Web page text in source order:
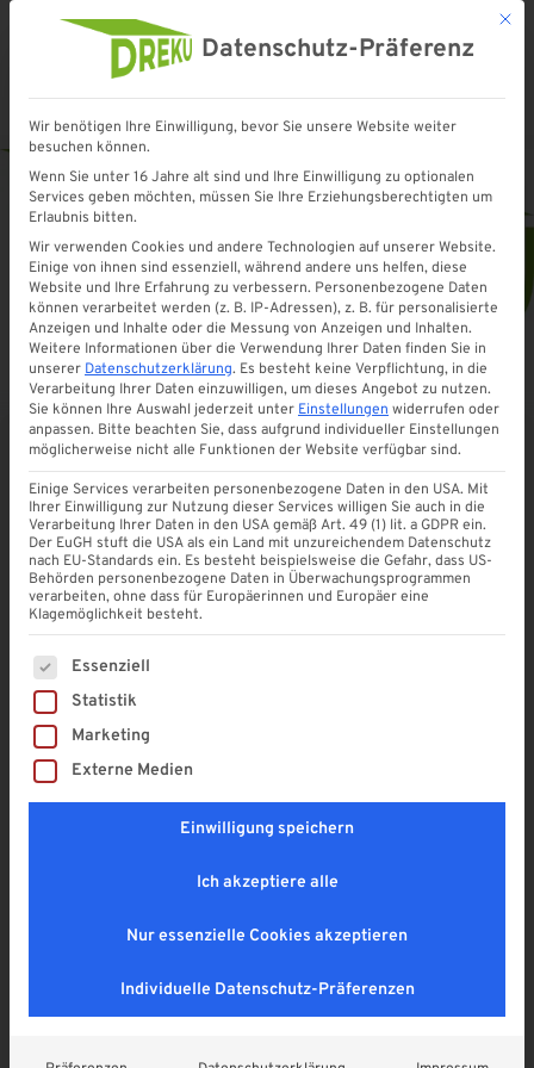
Startseite»Shop»Mitnehmer Glasschiebewand für 5 Scheiben
Mitnehmer Glasschiebewand
für 5 Scheiben
4,9
103,22€
Enthält 19% MwSt. DE
zzgl.Versand
Lieferzeit: ca. 1 - 2 Wochen
In den Warenkorb
Mit
Datenschutz-Präferenz
Wir benötigen Ihre Einwilligung, bevor Sie unsere Website weiter
besuchen können.
Wenn Sie unter 16 Jahre alt sind und Ihre Einwilligung zu optionalen
Services geben möchten, müssen Sie Ihre Erziehungsberechtigten um
Erlaubnis bitten.
Wir verwenden Cookies und andere Technologien auf unserer Website.
Einige von ihnen sind essenziell, während andere uns helfen, diese
Website und Ihre Erfahrung zu verbessern. Personenbezogene Daten
können verarbeitet werden (z. B. IP-Adressen), z. B. für personalisierte
Anzeigen und Inhalte oder die Messung von Anzeigen und Inhalten.
Weitere Informationen über die Verwendung Ihrer Daten finden Sie in
unserer Datenschutzerklärung. Es besteht keine Verpflichtung, in die
Verarbeitung Ihrer Daten einzuwilligen, um dieses Angebot zu nutzen.
Sie können Ihre Auswahl jederzeit unter Einstellungen widerrufen oder
anpassen. Bitte beachten Sie, dass aufgrund individueller Einstellungen
möglicherweise nicht alle Funktionen der Website verfügbar sind.
Einige Services verarbeiten personenbezogene Daten in den USA. Mit
Ihrer Einwilligung zur Nutzung dieser Services willigen Sie auch in die
Verarbeitung Ihrer Daten in den USA gemäß Art. 49 (1) lit. a GDPR ein.
Der EuGH stuft die USA als ein Land mit unzureichendem Datenschutz
nach EU-Standards ein. Es besteht beispielsweise die Gefahr, dass US-
Behörden personenbezogene Daten in Überwachungsprogrammen
verarbeiten, ohne dass für Europäerinnen und Europäer eine
Klagemöglichkeit besteht.
Es folgt eine Liste der Service-Gruppen, für die eine
Essenziell
Statistik
Marketing
Externe Medien
Einwilligung speichern
Ich akzeptiere alle
Nur essenzielle Cookies akzeptieren
Individuelle Datenschutz-Präferenzen